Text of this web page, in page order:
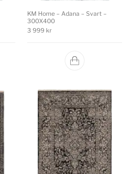
KM Home – Adana – Svart –
300X400
3 999 kr